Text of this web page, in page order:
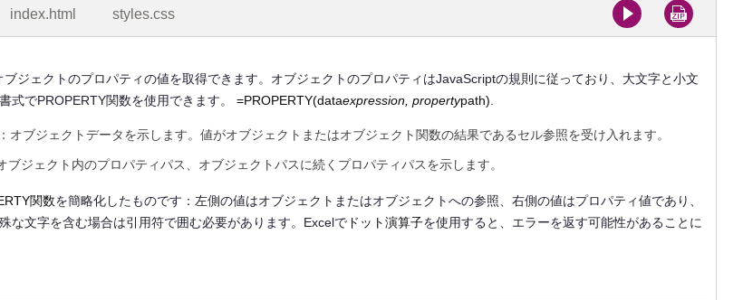
index.html styles.css
ブジェクトのプロパティの値を取得できます。オブジェクトのプロパティはJavaScriptの規則に従っており、大文字と小文
式でPROPERTY関数を使用できます。 =PROPERTY(dataexpression, propertypath)
オブジェクトデータを示します。値がオブジェクトまたはオブジェクト関数の結果であるセル参照を受け入れます。
ブジェクト内のプロパティパス、オブジェクトパスに続くプロパティパスを示します。
関数を簡略化したものです：左側の値はオブジェクトまたはオブジェクトへの参照、右側の値はプロパティ値であり、
な文字を含む場合は引用符で囲む必要があります。Excelで ドット演算子を使用すると、エラーを返す可能性があることに